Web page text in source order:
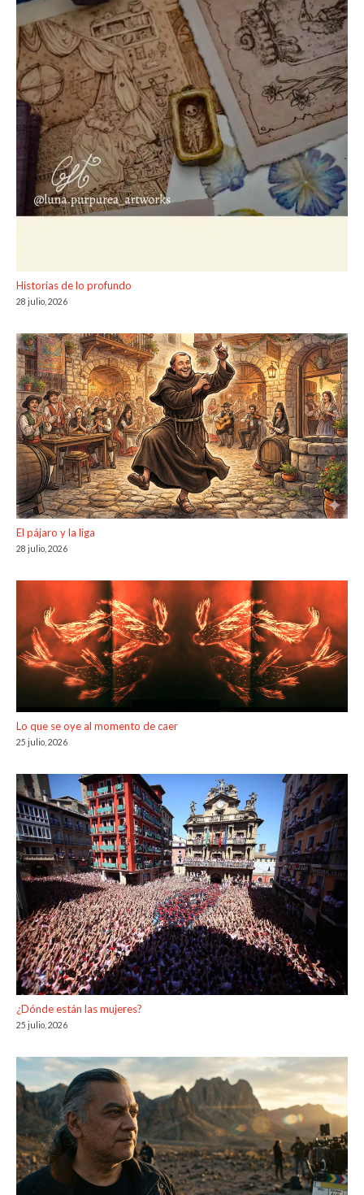
Historias de lo profundo
28 julio, 2026
El pájaro y la liga
28 julio, 2026
Lo que se oye al momento de caer
25 julio, 2026
¿Dónde están las mujeres?
25 julio, 2026